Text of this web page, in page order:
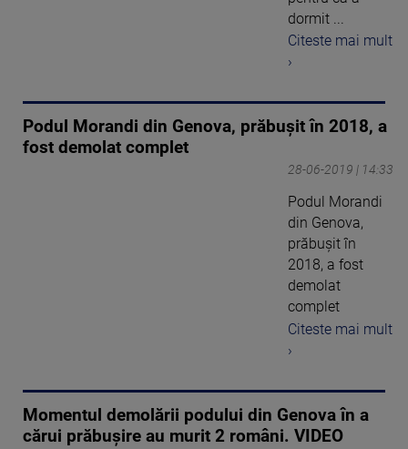
dormit ...
Citeste mai mult
›
Podul Morandi din Genova, prăbuşit în 2018, a
fost demolat complet
28-06-2019 | 14:33
Podul Morandi
din Genova,
prăbuşit în
2018, a fost
demolat
complet
Citeste mai mult
›
Momentul demolării podului din Genova în a
cărui prăbuşire au murit 2 români. VIDEO